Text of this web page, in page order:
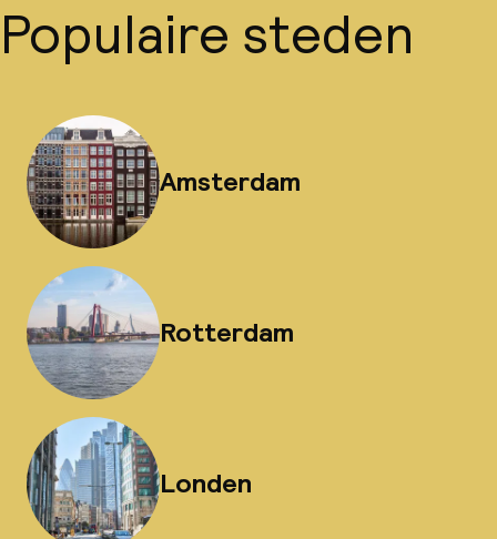
Populaire steden
Amsterdam
Rotterdam
Londen